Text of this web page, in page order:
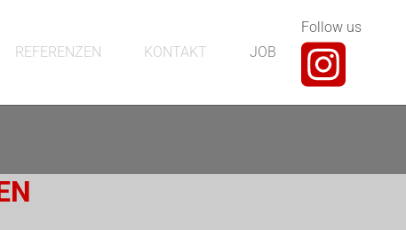
REFERENZEN KONTAKT JOB
Follow us